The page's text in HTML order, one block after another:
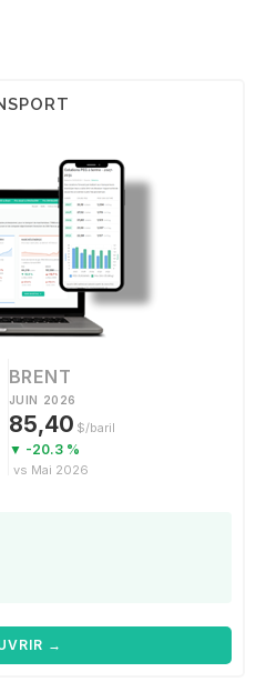
BRENT
JUIN 2026
85,40 $/baril
▼ -20.3 %
vs Mai 2026
→